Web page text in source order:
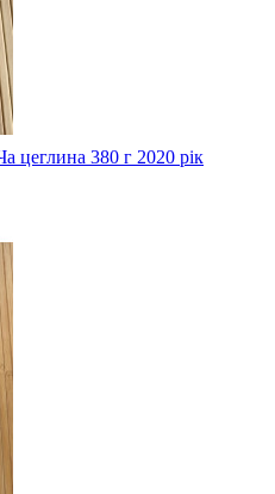
цеглина 380 г 2020 рік